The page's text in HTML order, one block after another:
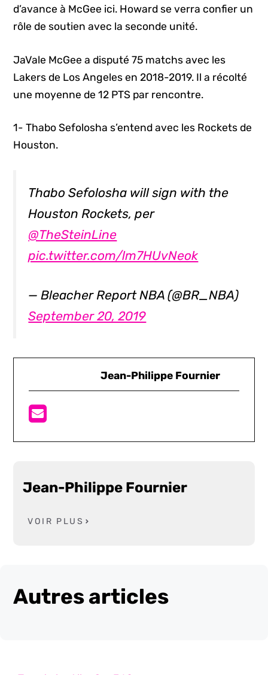
d’avance à McGee ici. Howard se verra confier un
rôle de soutien avec la seconde unité.
JaVale McGee a disputé 75 matchs avec les
Lakers de Los Angeles en 2018-2019. Il a récolté
une moyenne de 12 PTS par rencontre.
1- Thabo Sefolosha s’entend avec les Rockets de
Houston.
Thabo Sefolosha will sign with the
Houston Rockets, per
@TheSteinLine
pic.twitter.com/lm7HUvNeok
— Bleacher Report NBA (@BR_NBA)
September 20, 2019
Jean-Philippe Fournier
Jean-Philippe Fournier
VOIR PLUS
Autres articles